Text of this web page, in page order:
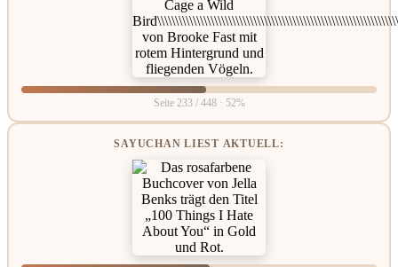
Seite 233 / 448 · 52%
SAYUCHAN LIEST AKTUELL: